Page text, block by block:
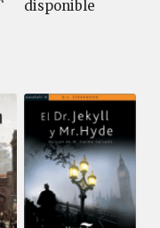
disponible